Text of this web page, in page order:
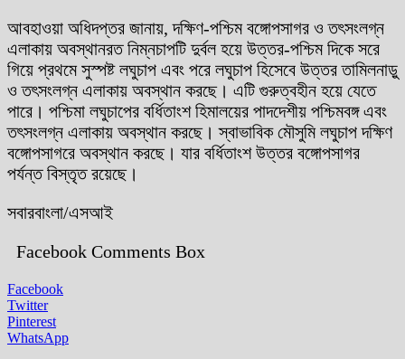
আবহাওয়া অধিদপ্তর জানায়, দক্ষিণ-পশ্চিম বঙ্গোপসাগর ও তৎসংলগ্ন
এলাকায় অবস্থানরত নিম্নচাপটি দুর্বল হয়ে উত্তর-পশ্চিম দিকে সরে
গিয়ে প্রথমে সুস্পষ্ট লঘুচাপ এবং পরে লঘুচাপ হিসেবে উত্তর তামিলনাড়ু
ও তৎসংলগ্ন এলাকায় অবস্থান করছে। এটি গুরুত্বহীন হয়ে যেতে
পারে। পশ্চিমা লঘুচাপের বর্ধিতাংশ হিমালয়ের পাদদেশীয় পশ্চিমবঙ্গ এবং
তৎসংলগ্ন এলাকায় অবস্থান করছে। স্বাভাবিক মৌসুমি লঘুচাপ দক্ষিণ
বঙ্গোপসাগরে অবস্থান করছে। যার বর্ধিতাংশ উত্তর বঙ্গোপসাগর
পর্যন্ত বিস্তৃত রয়েছে।
সবারবাংলা/এসআই
Facebook Comments Box
Facebook
Twitter
Pinterest
WhatsApp